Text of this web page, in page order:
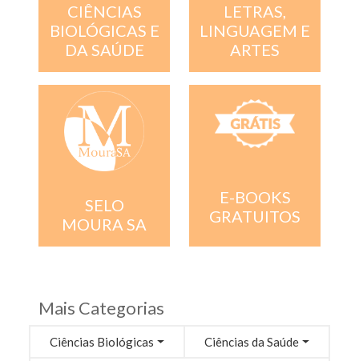
CIÊNCIAS
BIOLÓGICAS E
DA SAÚDE
LETRAS,
LINGUAGEM E
ARTES
SELO
MOURA SA
E-BOOKS
GRATUITOS
Mais Categorias
Ciências Biológicas Ciências da Saúde